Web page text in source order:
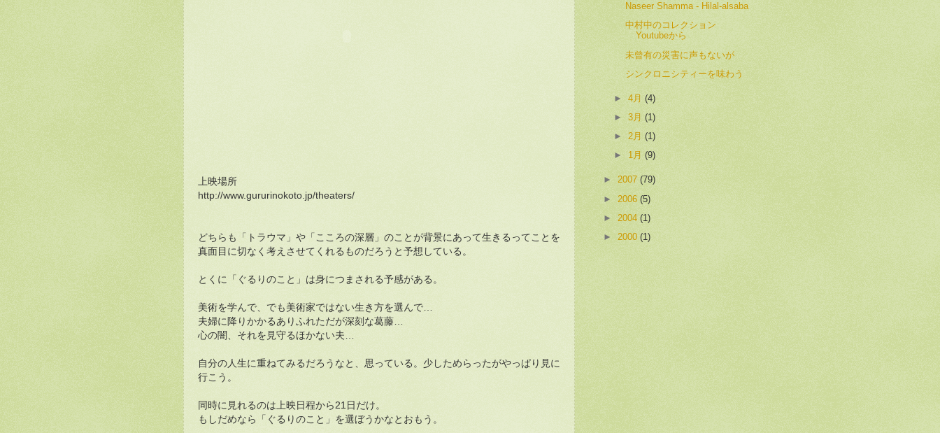
上映場所
http://www.gururinokoto.jp/theaters/
どちらも「トラウマ」や「こころの深層」のことが背景にあって生きるってことを
真面目に切なく考えさせてくれるものだろうと予想している。
とくに「ぐるりのこと」は身につまされる予感がある。
美術を学んで、でも美術家ではない生き方を選んで…
夫婦に降りかかるありふれただが深刻な葛藤…
心の闇、それを見守るほかない夫…
自分の人生に重ねてみるだろうなと、思っている。少しためらったがやっぱり見に
行こう。
同時に見れるのは上映日程から21日だけ。
もしだめなら「ぐるりのこと」を選ぼうかなとおもう。
Naseer Shamma - Hilal-alsaba
中村中のコレクション
Youtubeから
未曾有の災害に声もないが
シンクロニシティーを味わう
►4月(4)
►3月(1)
►2月(1)
► 1月(9)
► 2007 (79)
► 2006 (5)
► 2004 (1)
► 2000 (1)